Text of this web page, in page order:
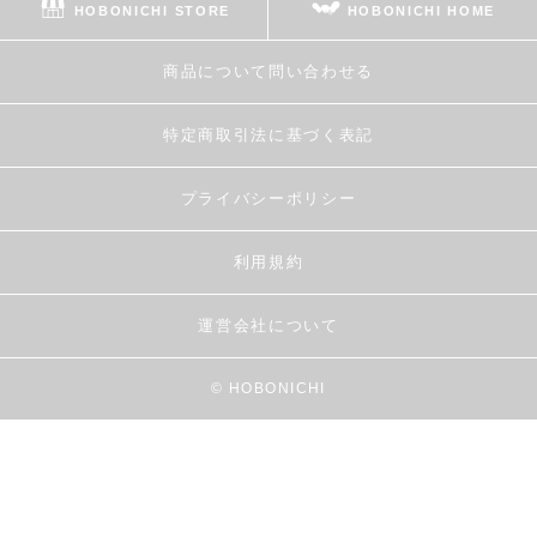
HOBONICHI STORE HOBONICHI HOME
商品について問い合わせる
特定商取引法に基づく表記
プライバシーポリシー
利用規約
運営会社について
© HOBONICHI